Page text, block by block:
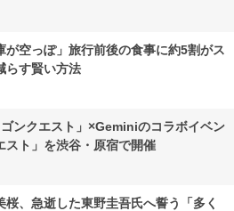
が空っぽ」旅行前後の食事に約5割がス
らす賢い方法
ンクエスト」×Geminiのコラボイベン
スト」を渋谷・原宿で開催
桜、急逝した東野圭吾氏へ誓う「多く